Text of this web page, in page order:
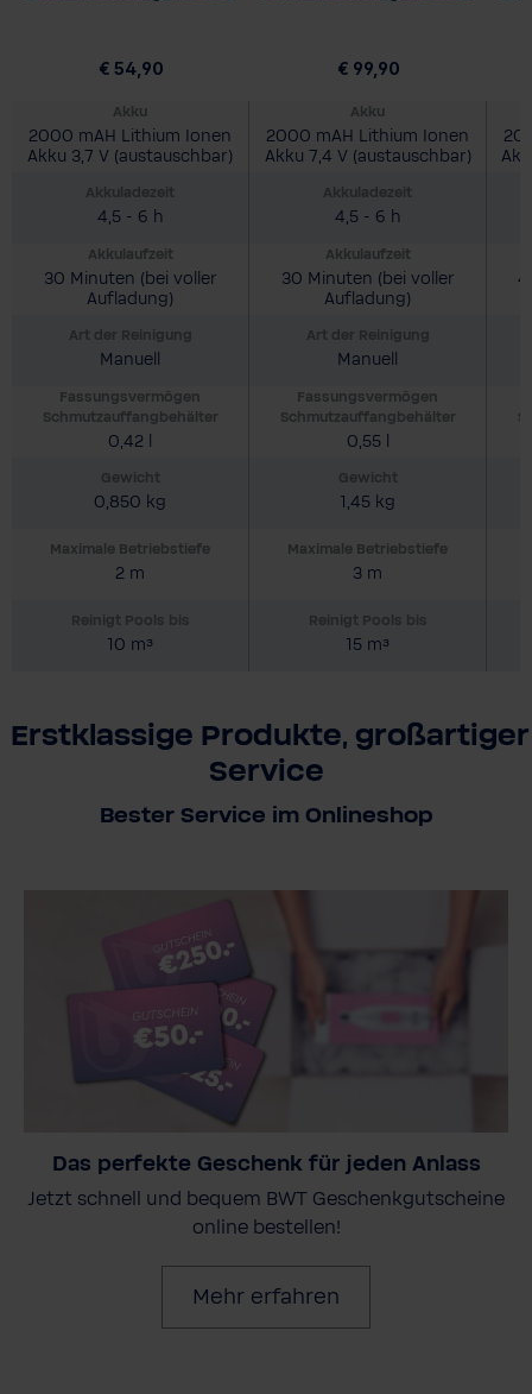
€ 54,90
Akku
2000 mAH Lithium Ionen
Akku 3,7 V (austauschbar)
Akkuladezeit
4,5 - 6 h
Akkulaufzeit
30 Minuten (bei voller
Aufladung)
Art der Reinigung
Manuell
Fassungsvermögen
Schmutzauffangbehälter
0,42 l
Gewicht
0,850 kg
Maximale Betriebstiefe
2 m
Reinigt Pools bis
10 m³
€ 99,90
Akku
2000 mAH Lithium Ionen
Akku 7,4 V (austauschbar)
Akkuladezeit
4,5 - 6 h
Akkulaufzeit
30 Minuten (bei voller
Aufladung)
Art der Reinigung
Manuell
Fassungsvermögen
Schmutzauffangbehälter
0,55 l
Gewicht
1,45 kg
Maximale Betriebstiefe
3 m
Reinigt Pools bis
15 m³
Erstklassige Produkte, großartiger
Service
Bester Service im Onlineshop
Das perfekte Geschenk für jeden Anlass
Jetzt schnell und bequem BWT Geschenkgutscheine
online bestellen!
Mehr erfahren